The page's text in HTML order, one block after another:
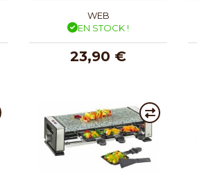
WEB
EN STOCK !
23,90 €